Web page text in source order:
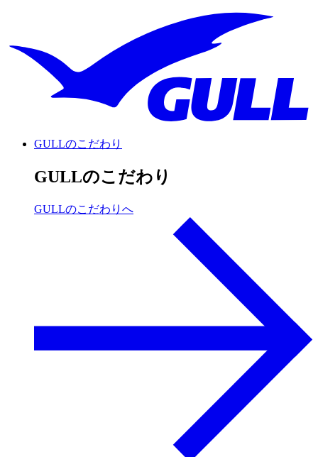
GULLのこだわり
GULLのこだわり
GULLのこだわりへ